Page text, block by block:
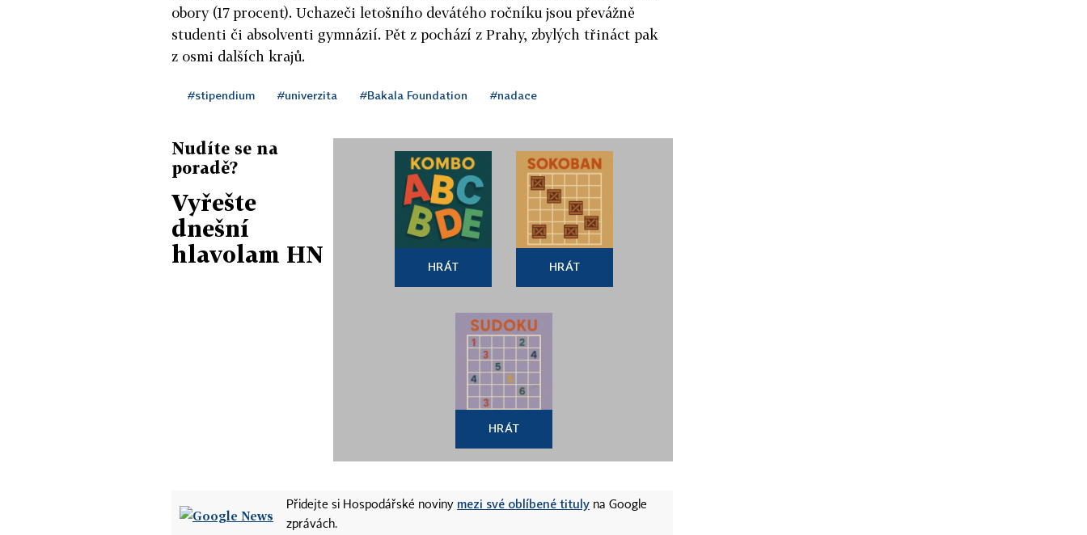
obory (17 procent). Uchazeči letošního devátého ročníku jsou převážně
studenti či absolventi gymnázií. Pět z pochází z Prahy, zbylých třináct pak
z osmi dalších krajů.
#stipendium #univerzita #Bakala Foundation #nadace
Nudíte se na
poradě?
Vyřešte
dnešní
hlavolam HN
HRÁT HRÁT
HRÁT
Přidejte si Hospodářské noviny mezi své oblíbené tituly na Google
zprávách.